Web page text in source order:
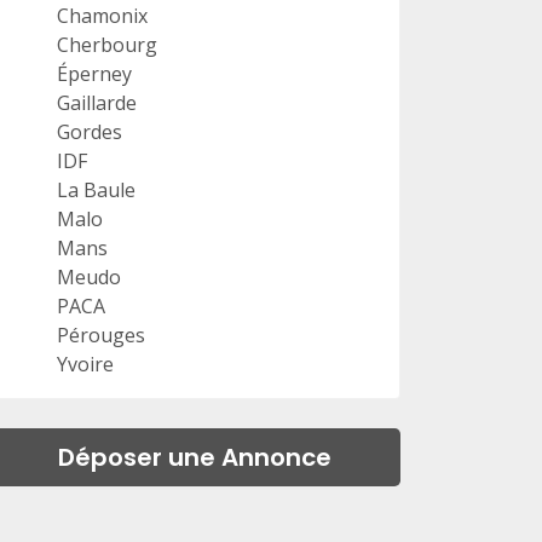
Chamonix
Cherbourg
Éperney
Gaillarde
Gordes
IDF
La Baule
Malo
Mans
Meudo
PACA
Pérouges
Yvoire
Déposer une Annonce